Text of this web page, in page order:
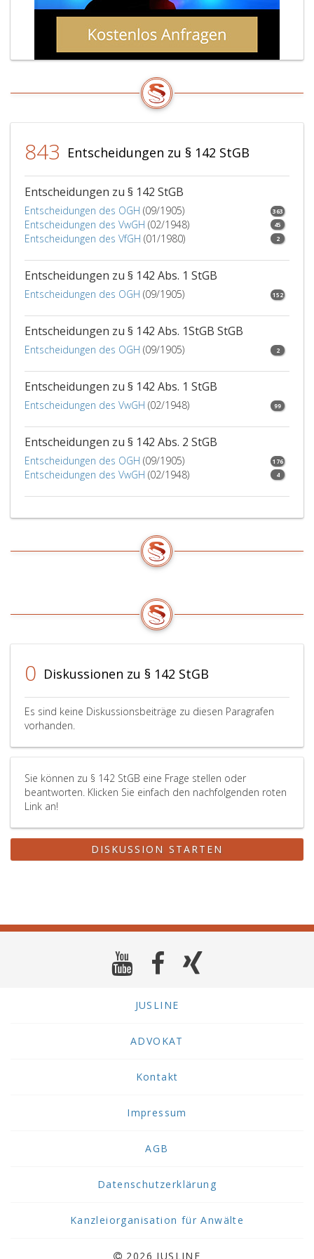
843 Entscheidungen zu § 142 StGB
Entscheidungen zu § 142 StGB
Entscheidungen des OGH (09/1905) 363
Entscheidungen des VwGH (02/1948) 45
Entscheidungen des VfGH (01/1980) 2
Entscheidungen zu § 142 Abs. 1 StGB
Entscheidungen des OGH (09/1905) 152
Entscheidungen zu § 142 Abs. 1StGB StGB
Entscheidungen des OGH (09/1905) 2
Entscheidungen zu § 142 Abs. 1 StGB
Entscheidungen des VwGH (02/1948) 99
Entscheidungen zu § 142 Abs. 2 StGB
Entscheidungen des OGH (09/1905) 176
Entscheidungen des VwGH (02/1948) 4
0 Diskussionen zu § 142 StGB
Es sind keine Diskussionsbeiträge zu diesen Paragrafen
vorhanden.
Sie können zu § 142 StGB eine Frage stellen oder
beantworten. Klicken Sie einfach den nachfolgenden roten
Link an!
DISKUSSION STARTEN
JUSLINE
ADVOKAT
Kontakt
Impressum
AGB
Datenschutzerklärung
Kanzleiorganisation für Anwälte
2026 JUSLINE